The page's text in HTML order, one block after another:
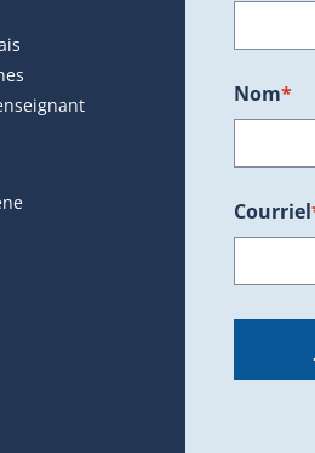
fenêtre.)
externe s'ouvrira dans une
externe s'ouvrira dans une
Nom*
Courriel